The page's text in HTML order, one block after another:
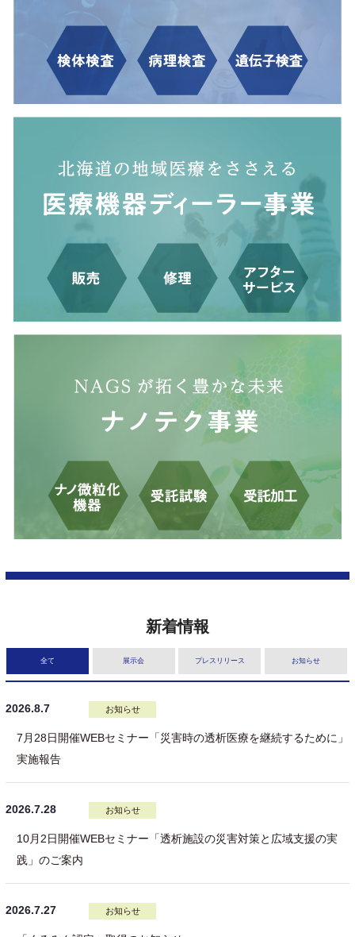
新着情報
全て 展示会 プレスリリース お知らせ
2026.8.7 お知らせ
7月28日開催WEBセミナー「災害時の透析医療を継続するために」
実施報告
2026.7.28 お知らせ
10月2日開催WEBセミナー「透析施設の災害対策と広域支援の実
践」のご案内
2026.7.27 お知らせ